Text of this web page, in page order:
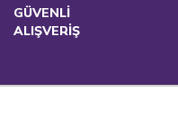
GÜVENLİ
ALIŞVERİŞ